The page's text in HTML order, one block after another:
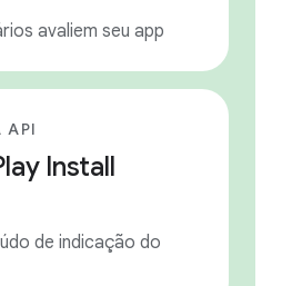
avaliem seu app
API
Install
de indicação do